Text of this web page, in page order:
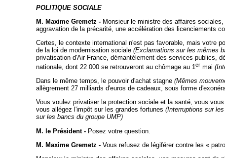
POLITIQUE SOCIALE
M. Maxime Gremetz -Monsieur le ministre des affaires sociales,
aggravation de la précarité, une accélération des licenciements
Certes, le contexte international n'est pas favorable, mais votre
de la loi de modernisation sociale (Exclamations sur les mêmes
privatisation d'Air France, démantèlement des services publics,
nationale, dont 22 000 se retrouveront au chômage au 1 er mai
Dans le même temps, le pouvoir d'achat stagne (Mêmes
allègrement 27 milliards d'euros de cadeaux, sous forme
Vous voulez privatiser la protection sociale et la santé, vous
vous allégez l'impôt sur les grandes fortunes (Interruptions sur
sur les bancs du groupe UMP)
M. le Président -Posez votre question.
M. Maxime Gremetz -Vous refusez de légiférer contre les «